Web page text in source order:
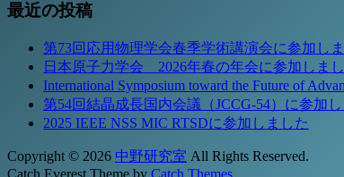
最近の投稿
第73回応用物理学会春季学術講演会に参加し
日本原子力学会 2026年春の年会に参加しま
International Symposium toward the Future of
第54回結晶成長国内会議（JCCG-54）に参加
2025 IEEE NSS MIC RTSDに参加しました
Copyright © 2026 中野研究室 All Rights Reserved.
Catch Everest Theme by Catch Themes